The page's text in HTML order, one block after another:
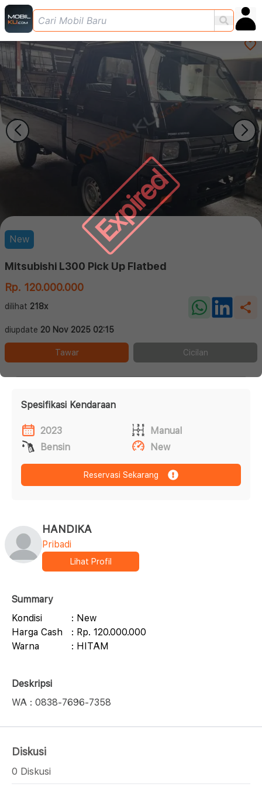
Expired
New
Mitsubishi L300 Pick Up Flatbed
Rp. 120.000.000
dilihat 218x
diupdate 20 Nov 2025 02:15
Tawar Cicilan
Spesifikasi Kendaraan
2023
Manual
Bensin
New
Reservasi Sekarang
HANDIKA
Pribadi
Lihat Profil
Summary
Kondisi
: New
Harga Cash
: Rp. 120.000.000
Warna
: HITAM
Deskripsi
WA : 0838-7696-7358
Diskusi
0 Diskusi